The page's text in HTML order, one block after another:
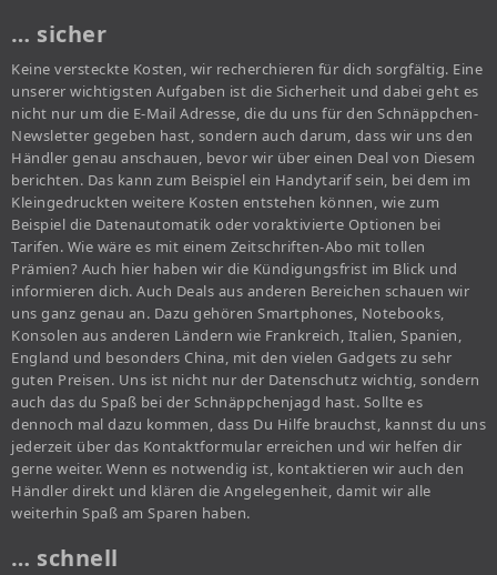
… sicher
Keine versteckte Kosten, wir recherchieren für dich sorgfältig. Eine
unserer wichtigsten Aufgaben ist die Sicherheit und dabei geht es
nicht nur um die E-Mail Adresse, die du uns für den Schnäppchen-
Newsletter gegeben hast, sondern auch darum, dass wir uns den
Händler genau anschauen, bevor wir über einen Deal von Diesem
berichten. Das kann zum Beispiel ein Handytarif sein, bei dem im
Kleingedruckten weitere Kosten entstehen können, wie zum
Beispiel die Datenautomatik oder voraktivierte Optionen bei
Tarifen. Wie wäre es mit einem Zeitschriften-Abo mit tollen
Prämien? Auch hier haben wir die Kündigungsfrist im Blick und
informieren dich. Auch Deals aus anderen Bereichen schauen wir
uns ganz genau an. Dazu gehören Smartphones, Notebooks,
Konsolen aus anderen Ländern wie Frankreich, Italien, Spanien,
England und besonders China, mit den vielen Gadgets zu sehr
guten Preisen. Uns ist nicht nur der Datenschutz wichtig, sondern
auch das du Spaß bei der Schnäppchenjagd hast. Sollte es
dennoch mal dazu kommen, dass Du Hilfe brauchst, kannst du uns
jederzeit über das Kontaktformular erreichen und wir helfen dir
gerne weiter. Wenn es notwendig ist, kontaktieren wir auch den
Händler direkt und klären die Angelegenheit, damit wir alle
weiterhin Spaß am Sparen haben.
… schnell